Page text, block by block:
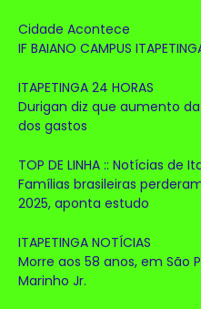
Cidade Acontece
IF BAIANO CAMPUS
ITAPETINGA 24 HORAS
Durigan diz que aumento
dos gastos
TOP DE LINHA :: Notícias de
Famílias brasileiras
2025, aponta estudo
ITAPETINGA NOTÍCIAS
Morre aos 58 anos, em São
Marinho Jr.